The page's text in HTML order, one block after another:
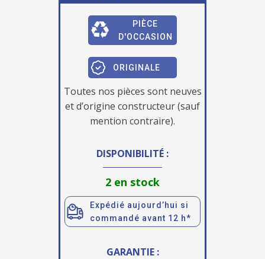
PIÈCE
D'OCCASION
ORIGINALE
Toutes nos pièces sont neuves
et d’origine constructeur (sauf
mention contraire).
DISPONIBILITÉ :
2 en stock
Expédié aujourd’hui si
commandé avant 12 h*
GARANTIE :